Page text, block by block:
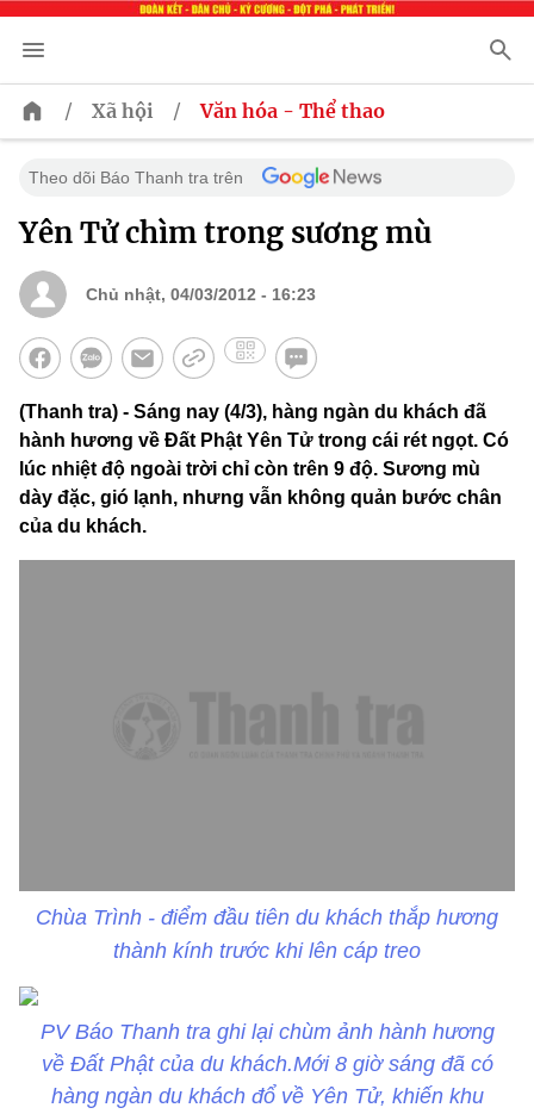
/ Xã hội / Văn hóa - Thể thao
Theo dõi Báo Thanh tra trên
Yên Tử chìm trong sương mù
Chủ nhật, 04/03/2012 - 16:23
(Thanh tra) - Sáng nay (4/3), hàng ngàn du khách đã
hành hương về Đất Phật Yên Tử trong cái rét ngọt. Có
lúc nhiệt độ ngoài trời chỉ còn trên 9 độ. Sương mù
dày đặc, gió lạnh, nhưng vẫn không quản bước chân
của du khách.
Chùa Trình - điểm đầu tiên du khách thắp hương
thành kính trước khi lên cáp treo
PV Báo Thanh tra ghi lại chùm ảnh hành hương
về Đất Phật của du khách.Mới 8 giờ sáng đã có
hàng ngàn du khách đổ về Yên Tử, khiến khu